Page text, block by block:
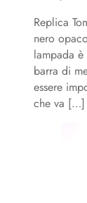
Replica
nero
lampada
barra di
essere
che va […]